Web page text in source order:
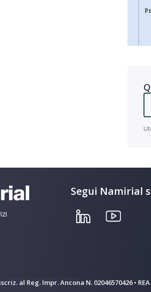
Segui Namirial
al Reg. Impr. Ancona N. 02046570426 •